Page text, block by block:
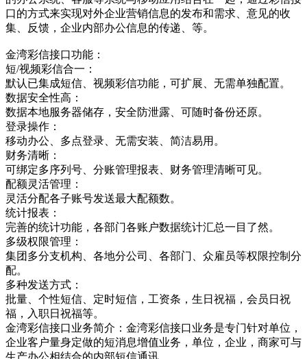
口的方式来实现对外企业营销信息的发布和需求、意见的收
集、反馈，企业内部办公信息的传递、等。
金湾彩信接口功能：
短/视频彩信合一：
默认已集成短信、视频彩信功能，可扩展、无需单独配置。
数据安全性高：
数据本地服务器储存，安全防泄露、可随时备份还原。
登录操作：
移动办公、多点登录、无需安装、简洁易用。
财务清晰：
可绑定多序列号、分账管理报表、财务管理清晰可见。
配额灵活管理：
灵活分配各子账号发送最大配额数。
统计报表：
完善的统计功能，各部门各账户数据统计汇总一目了然。
多级权限管理：
集团多分支机构、各地分公司、各部门、众雇员等权限控制分
配。
多种发送方式：
批量、个性短信、定时短信，工资条，生日祝福，会员日祝
福，入职日祝福等。
金湾彩信接口业务简介：金湾彩信接口业务是专门针对单位，
企业客户量身定做的短消息增值业务，单位，企业，商家可与
生产办公相结合的内部短信通讯，